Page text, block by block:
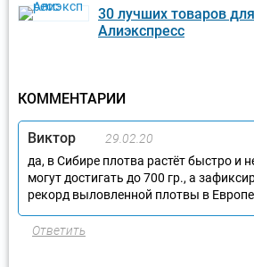
30 лучших товаров
Алиэкспресс
КОММЕНТАРИИ
Виктор
29.02.20
да, в Сибире плотва растёт быстро и
могут достигать до 700 гр., а
рекорд выловленной плотвы в Европе
Ответить